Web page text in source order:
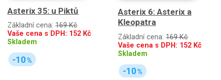
Asterix 35: u Piktů
Základní cena: 169 Kč
Vaše cena s DPH: 152 Kč
Skladem
-10%
Asterix 6: Asterix a
Kleopatra
Základní cena: 169 Kč
Vaše cena s DPH: 152 Kč
Skladem
-10%